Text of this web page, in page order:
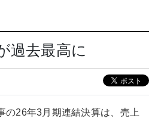
過去最高に
の26年3月期連結決算は、売上